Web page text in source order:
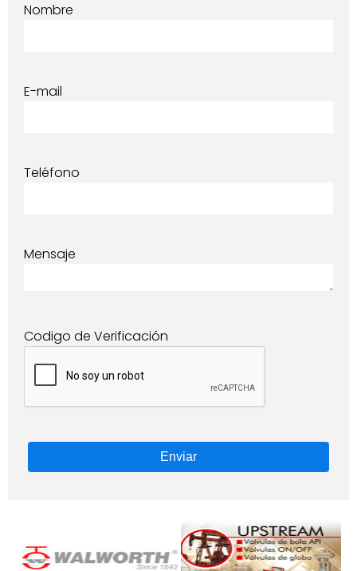
Nombre
E-mail
Teléfono
Mensaje
Codigo de Verificación
Enviar